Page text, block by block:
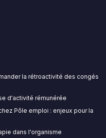
la rétroactivité des congés
d'activité rémunérée
Pôle emploi : enjeux pour la
dans l'organisme